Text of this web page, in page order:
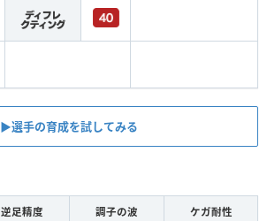
▶︎選手の育成を試してみる
逆足精度 調子の波 ケガ耐性